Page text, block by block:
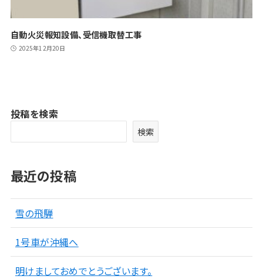
自動火災報知設備、受信機取替工事
2025年12月20日
投稿を検索
検索
最近の投稿
雪の飛騨
1号車が沖縄へ
明けましておめでとうございます。